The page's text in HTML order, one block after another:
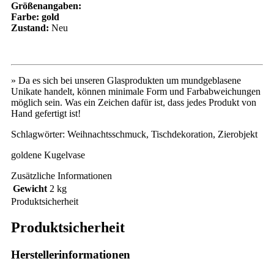
Größenangaben:
Farbe: gold
Zustand: Neu
» Da es sich bei unseren Glasprodukten um mundgeblasene
Unikate handelt, können minimale Form und Farbabweichungen
möglich sein. Was ein Zeichen dafür ist, dass jedes Produkt von
Hand gefertigt ist!
Schlagwörter: Weihnachtsschmuck, Tischdekoration, Zierobjekt
goldene Kugelvase
Zusätzliche Informationen
Gewicht 2 kg
Produktsicherheit
Produktsicherheit
Herstellerinformationen